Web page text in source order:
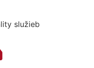
služieb